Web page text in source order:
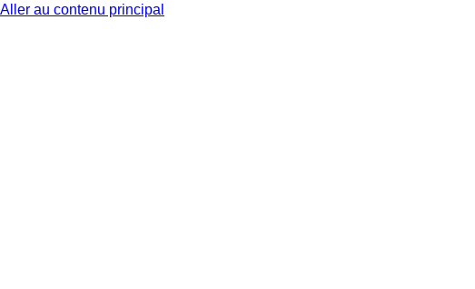
Aller au contenu principal